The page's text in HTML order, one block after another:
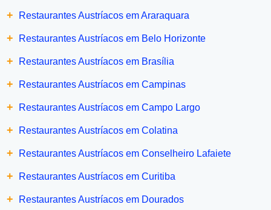
+ Restaurantes Austríacos em Araraquara
+ Restaurantes Austríacos em Belo Horizonte
+ Restaurantes Austríacos em Brasília
+ Restaurantes Austríacos em Campinas
+ Restaurantes Austríacos em Campo Largo
+ Restaurantes Austríacos em Colatina
+ Restaurantes Austríacos em Conselheiro Lafaiete
+ Restaurantes Austríacos em Curitiba
+ Restaurantes Austríacos em Dourados